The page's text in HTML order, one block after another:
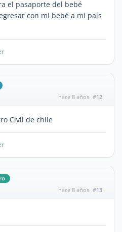
el pasaporte del bebé
con mi bebé a mi país
hace 8 años #12
Civil de chile
hace 8 años #13